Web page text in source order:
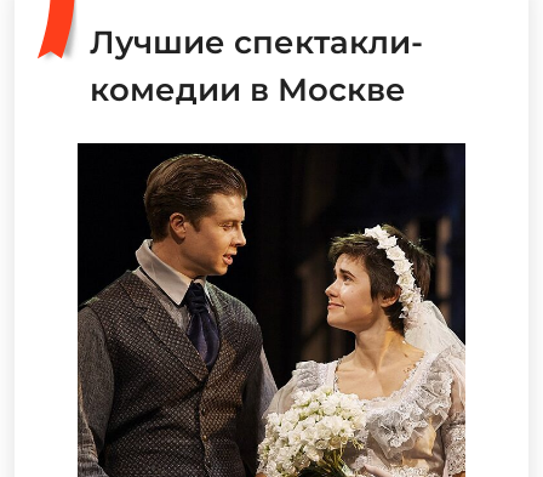
Лучшие спектакли-
комедии в Москве